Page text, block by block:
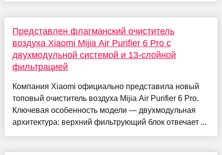
Представлен флагманский очиститель
воздуха Xiaomi Mijia Air Purifier 6 Pro с
двухмодульной системой и 13-слойной
фильтрацией
Компания Xiaomi официально представила новый
топовый очиститель воздуха Mijia Air Purifier 6 Pro.
Ключевая особенность модели — двухмодульная
архитектура: верхний фильтрующий блок отвечает ...